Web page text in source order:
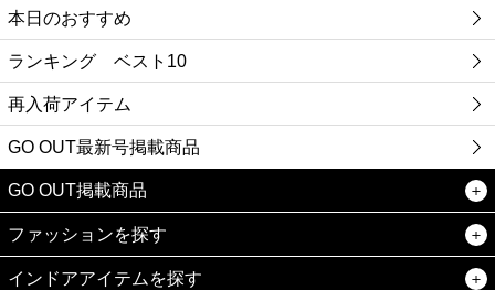
本日のおすすめ
ランキング ベスト10
再入荷アイテム
GO OUT最新号掲載商品
GO OUT掲載商品
ファッションを探す
インドアアイテムを探す